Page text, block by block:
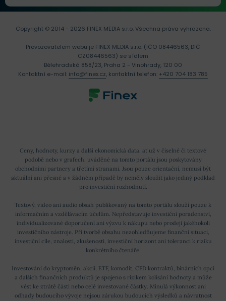
Ceny, hodnoty, kurzy a další ekonomická data, ať už v číselné či textové
podobě nebo v grafech, uváděné na tomto portálu jsou poskytovány
obchodními partnery a třetími stranami. Jsou pouze orientační, nemusí být
aktuální ani přesné a v žádném případě by neměly sloužit jako jediný podklad
pro investiční rozhodnutí.
Textový, video ani audio obsah publikovaný na tomto portálu slouží pouze k
informačním a vzdělávacím účelům. Nepředstavuje investiční poradenství,
individualizované doporučení ani výzvu k nákupu nebo prodeji jakéhokoli
investičního nástroje. Při tvorbě obsahu nezohledňujeme finanční situaci,
investiční cíle, znalosti, zkušenosti, investiční horizont ani toleranci k riziku
konkrétního čtenáře.
Investování do kryptoměn, akcií, ETF, komodit, CFD kontraktů, binárních opcí
a dalších finančních produktů je spojeno s rizikem kolísání hodnoty a může
vést ke ztrátě části nebo celé investované částky. Minulá výkonnost ani
odhady budoucího vývoje nejsou zárukou budoucích výsledků a návratnost
Copyright © 2014 - 2026 FINEX MEDIA s.r.o.Všechna práva vyhrazena.
Provozovatelem webu je FINEX MEDIA s.r.o. (IČO 08446563, DIČ
CZ08446563) se sídlem
Bělehradská 858/23, Praha 2 - Vinohrady, 120 00
Kontaktní e-mail: info@finex.cz, kontaktní telefon: +420 704 183 785